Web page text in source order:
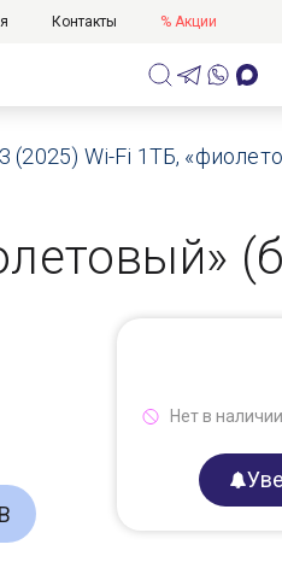
Контакты % Акции
(2025) Wi-Fi 1ТБ,
Нет в наличии